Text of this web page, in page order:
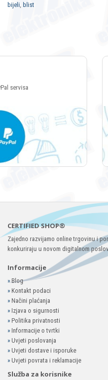
bijeli, blist
Plaćanje Crypto
Plaćanje putem svih vrsta Crypto
CERTIFIED SHOP®
Zajedno razvijamo online trgovinu i
konkuriraju u novom digitalnom
Informacije
»Blog
» Kontakt podaci
» Načini plaćanja
» Izjava o sigurnosti
» Politika privatnosti
» Informacije o tvrtki
» Uvjeti poslovanja
» Uvjeti dostave i isporuke
» Uvjeti povrata i reklamacije
Služba za korisnike